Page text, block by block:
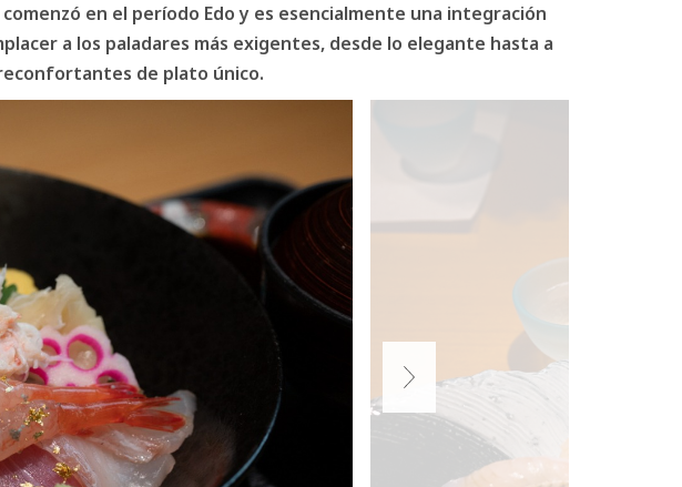
en el período Edo y es esencialmente una integración
a los paladares más exigentes, desde lo elegante hasta a
de plato único.